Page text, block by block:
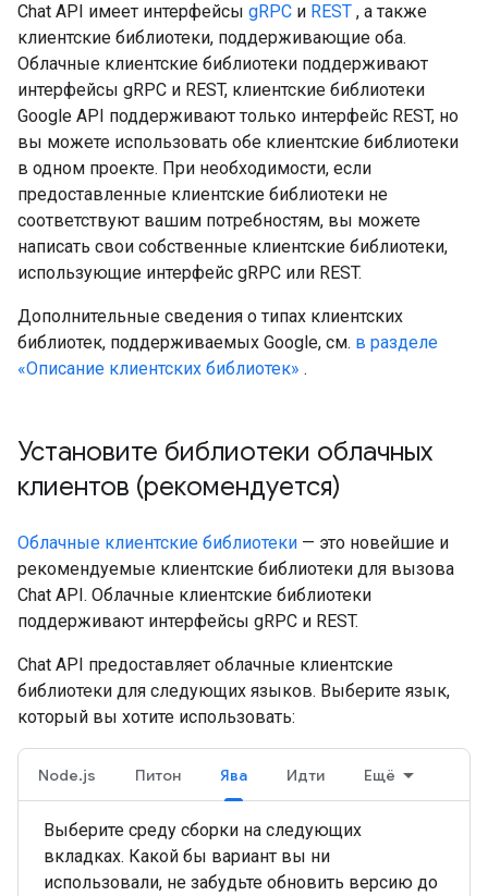
Chat API имеет интерфейсы gRPC и REST , а также
клиентские библиотеки, поддерживающие оба.
Облачные клиентские библиотеки поддерживают
интерфейсы gRPC и REST, клиентские библиотеки
Google API поддерживают только интерфейс REST, но
вы можете использовать обе клиентские библиотеки
в одном проекте. При необходимости, если
предоставленные клиентские библиотеки не
соответствуют вашим потребностям, вы можете
написать свои собственные клиентские библиотеки,
использующие интерфейс gRPC или REST.
Дополнительные сведения о типах клиентских
библиотек, поддерживаемых Google, см. в разделе
«Описание клиентских библиотек» .
Установите библиотеки облачных
клиентов (рекомендуется)
Облачные клиентские библиотеки — это новейшие и
рекомендуемые клиентские библиотеки для вызова
Chat API. Облачные клиентские библиотеки
поддерживают интерфейсы gRPC и REST.
Chat API предоставляет облачные клиентские
библиотеки для следующих языков. Выберите язык,
который вы хотите использовать:
Node.js Питон Ява Идти Ещё
Выберите среду сборки на следующих
вкладках. Какой бы вариант вы ни
использовали, не забудьте обновить версию до